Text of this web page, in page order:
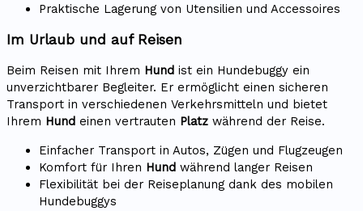
Praktische Lagerung von Utensilien und Accessoires
Im Urlaub und auf Reisen
Beim Reisen mit Ihrem Hund ist ein Hundebuggy ein
unverzichtbarer Begleiter. Er ermöglicht einen sicheren
Transport in verschiedenen Verkehrsmitteln und bietet
Ihrem Hund einen vertrauten Platz während der Reise.
Einfacher Transport in Autos, Zügen und Flugzeugen
Komfort für Ihren Hund während langer Reisen
Flexibilität bei der Reiseplanung dank des mobilen
Hundebuggys